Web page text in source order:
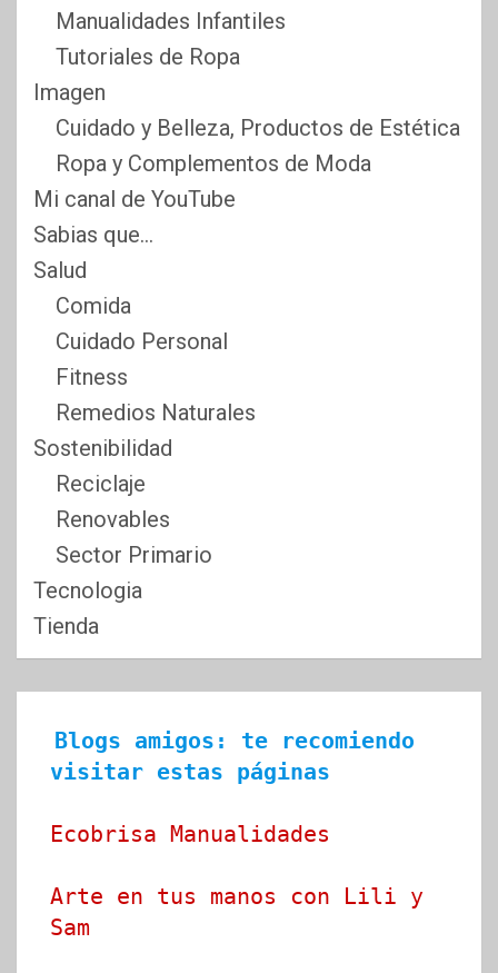
Manualidades Infantiles
Tutoriales de Ropa
Imagen
Cuidado y Belleza, Productos de Estética
Ropa y Complementos de Moda
Mi canal de YouTube
Sabias que…
Salud
Comida
Cuidado Personal
Fitness
Remedios Naturales
Sostenibilidad
Reciclaje
Renovables
Sector Primario
Tecnologia
Tienda
Blogs amigos: te recomiendo
visitar estas páginas
Ecobrisa Manualidades
Arte en tus manos con Lili y
Sam